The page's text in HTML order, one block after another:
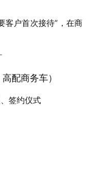
客户首次接待”，在商
配商务车）
签约仪式